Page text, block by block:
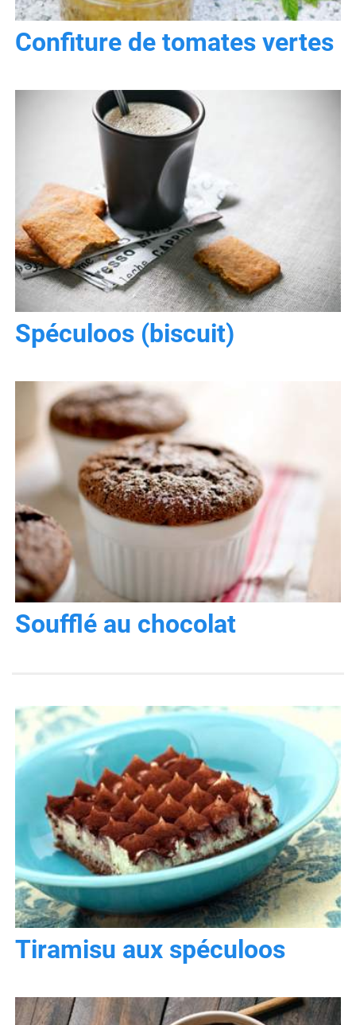
Confiture de tomates vertes
Spéculoos (biscuit)
Soufflé au chocolat
Tiramisu aux spéculoos